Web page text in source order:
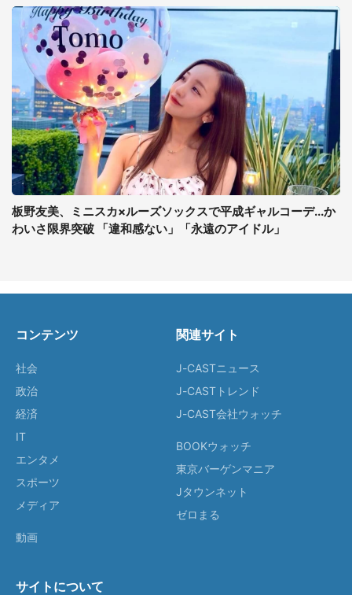
板野友美、ミニスカ×ルーズソックスで平成ギャルコーデ...か
わいさ限界突破 「違和感ない」「永遠のアイドル」
コンテンツ
社会
政治
経済
IT
エンタメ
スポーツ
メディア
動画
関連サイト
J-CASTニュース
J-CASTトレンド
J-CAST会社ウォッチ
BOOKウォッチ
東京バーゲンマニア
Jタウンネット
ゼロまる
サイトについて